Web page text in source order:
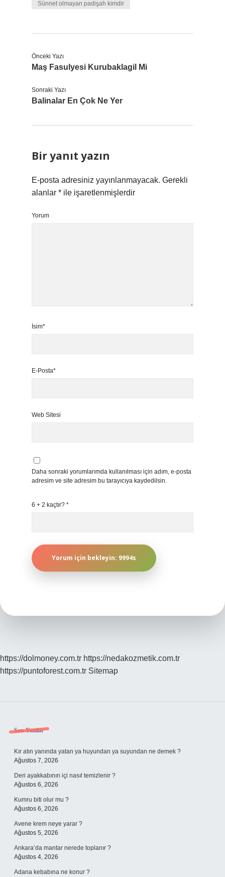
Sünnet olmayan padişah kimdir
Önceki Yazı
Maş Fasulyesi Kurubaklagil Mi
Sonraki Yazı
Balinalar En Çok Ne Yer
Bir yanıt yazın
E-posta adresiniz yayınlanmayacak. Gerekli
alanlar * ile işaretlenmişlerdir
Yorum
İsim*
E-Posta*
Web Sitesi
Daha sonraki yorumlarımda kullanılması için adım, e-posta
adresim ve site adresim bu tarayıcıya kaydedilsin.
6 + 2 kaçtır? *
https://dolmoney.com.tr https://nedakozmetik.com.tr
https://puntoforest.com.tr Sitemap
Sidebar
Son Yazılar
Kır atın yanında yatan ya huyundan ya suyundan ne demek ?
Ağustos 7, 2026
Deri ayakkabının içi nasıl temizlenir ?
Ağustos 6, 2026
Kumru biti olur mu ?
Ağustos 6, 2026
Avene krem neye yarar ?
Ağustos 5, 2026
Ankara’da mantar nerede toplanır ?
Ağustos 4, 2026
Adana kebabına ne konur ?